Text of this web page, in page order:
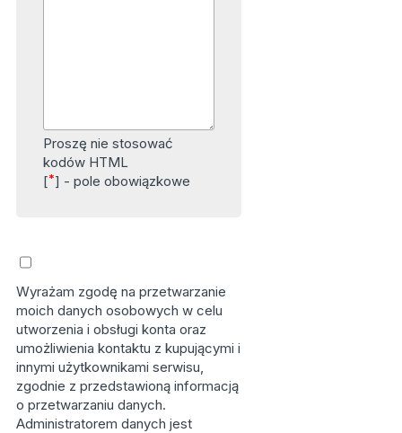
Proszę nie stosować
kodów HTML
[*] - pole obowiązkowe
Wyrażam zgodę na przetwarzanie
moich danych osobowych w celu
utworzenia i obsługi konta oraz
umożliwienia kontaktu z kupującymi i
innymi użytkownikami serwisu,
zgodnie z przedstawioną informacją
o przetwarzaniu danych.
Administratorem danych jest